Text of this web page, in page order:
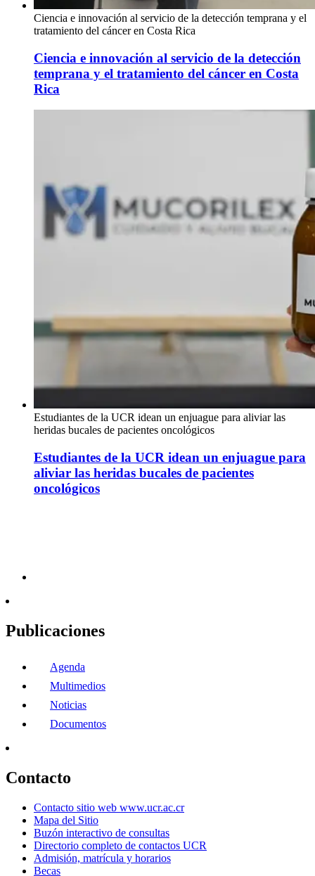
Ciencia e innovación al servicio de la detección temprana y el
tratamiento del cáncer en Costa Rica
Ciencia e innovación al servicio de la detección
temprana y el tratamiento del cáncer en Costa
Rica
Estudiantes de la UCR idean un enjuague para aliviar las
heridas bucales de pacientes oncológicos
Estudiantes de la UCR idean un enjuague para
aliviar las heridas bucales de pacientes
oncológicos
Publicaciones
Agenda
Multimedios
Noticias
Documentos
Contacto
Contacto sitio web www.ucr.ac.cr
Mapa del Sitio
Buzón interactivo de consultas
Directorio completo de contactos UCR
Admisión, matrícula y horarios
Becas